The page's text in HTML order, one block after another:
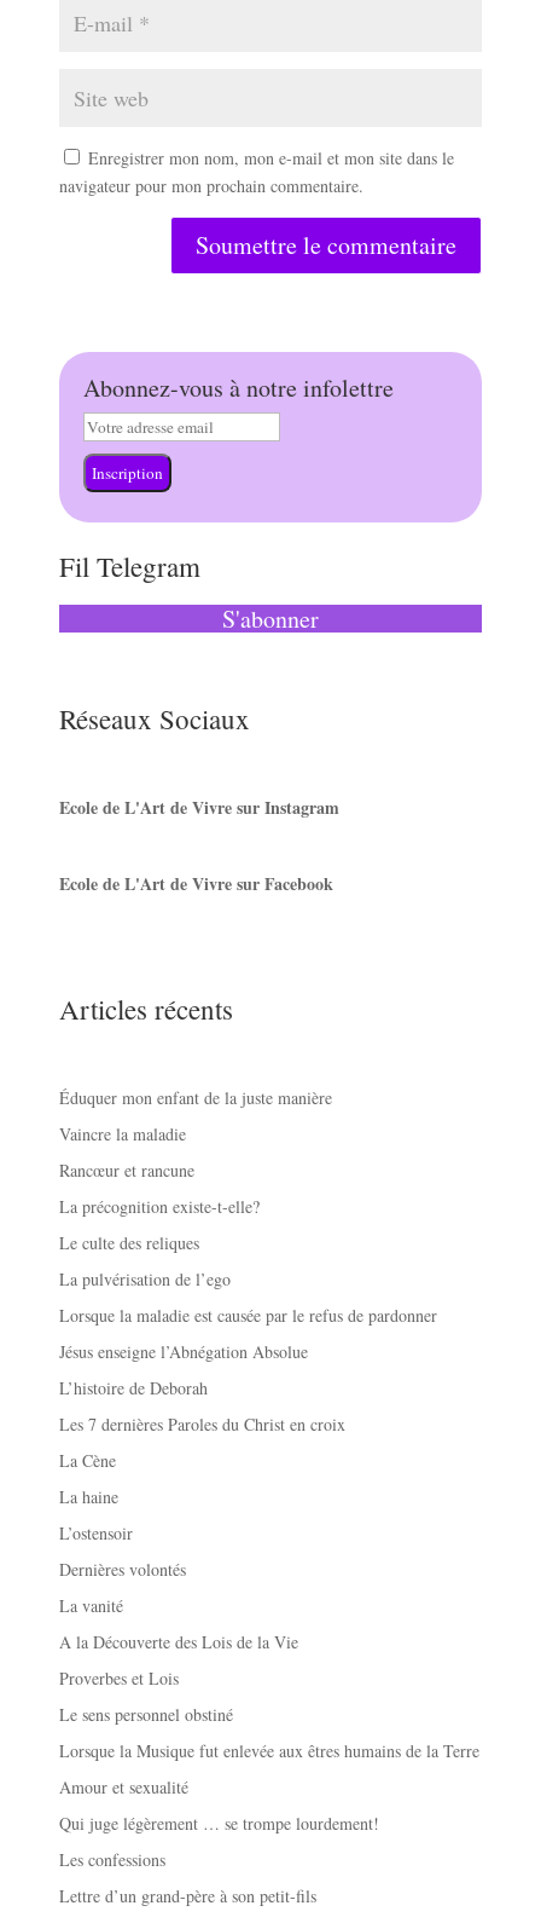
Abonnez-vous à notre infolettre
Inscription
Fil Telegram
S'abonner
Réseaux Sociaux
Ecole de L'Art de Vivre sur Instagram
Ecole de L'Art de Vivre sur Facebook
Articles récents
Éduquer mon enfant de la juste manière
Vaincre la maladie
Rancœur et rancune
La précognition existe-t-elle?
Le culte des reliques
La pulvérisation de l’ego
Lorsque la maladie est causée par le refus de pardonner
Jésus enseigne l’Abnégation Absolue
L’histoire de Deborah
Les 7 dernières Paroles du Christ en croix
La Cène
La haine
L’ostensoir
Dernières volontés
La vanité
A la Découverte des Lois de la Vie
Proverbes et Lois
Le sens personnel obstiné
Lorsque la Musique fut enlevée aux êtres humains de la Terre
Amour et sexualité
Qui juge légèrement … se trompe lourdement!
Les confessions
Lettre d’un grand-père à son petit-fils
Enregistrer mon nom, mon e-mail et mon site dans le
navigateur pour mon prochain commentaire.
Soumettre le commentaire